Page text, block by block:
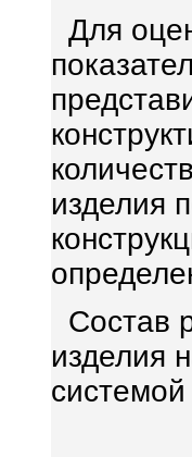
Для
изделия
Состав
изделия
системой